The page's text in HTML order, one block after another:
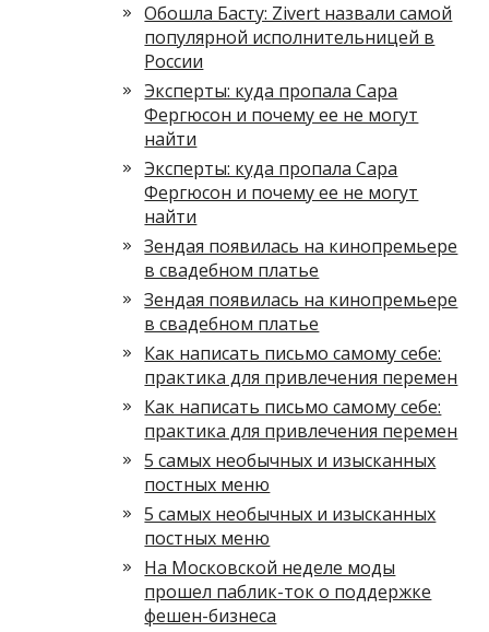
Обошла Басту: Zivert назвали самой
популярной исполнительницей в
России
Эксперты: куда пропала Сара
Фергюсон и почему ее не могут
найти
Эксперты: куда пропала Сара
Фергюсон и почему ее не могут
найти
Зендая появилась на кинопремьере
в свадебном платье
Зендая появилась на кинопремьере
в свадебном платье
Как написать письмо самому себе:
практика для привлечения перемен
Как написать письмо самому себе:
практика для привлечения перемен
5 самых необычных и изысканных
постных меню
5 самых необычных и изысканных
постных меню
На Московской неделе моды
прошел паблик-ток о поддержке
фешен-бизнеса